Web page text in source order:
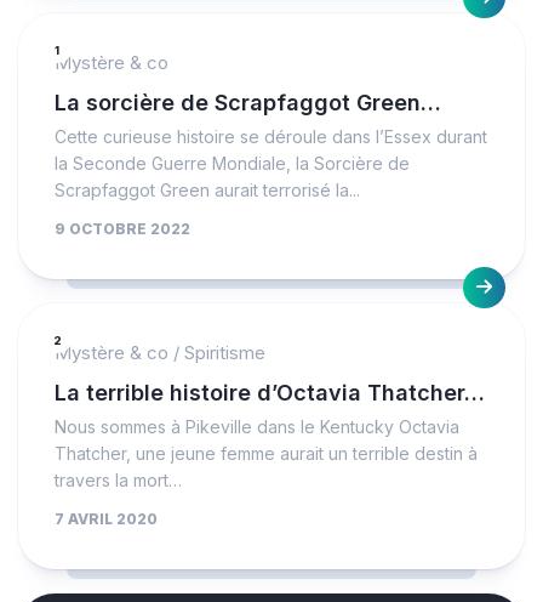
1
Mystère & co
La sorcière de Scrapfaggot Green…
Cette curieuse histoire se déroule dans l’Essex durant
la Seconde Guerre Mondiale, la Sorcière de
Scrapfaggot Green aurait terrorisé la...
9 OCTOBRE 2022
2
Mystère & co / Spiritisme
La terrible histoire d’Octavia Thatcher…
Nous sommes à Pikeville dans le Kentucky Octavia
Thatcher, une jeune femme aurait un terrible destin à
travers la mort…
7 AVRIL 2020